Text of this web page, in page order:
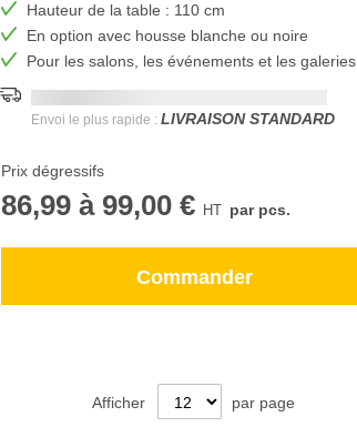
Hauteur de la table : 110 cm
En option avec housse blanche ou noire
Pour les salons, les événements et les galeries
Envoi le plus rapide : LIVRAISON STANDARD
Prix dégressifs
86,99 à 99,00 € par pcs.
Commander
Afficher par page